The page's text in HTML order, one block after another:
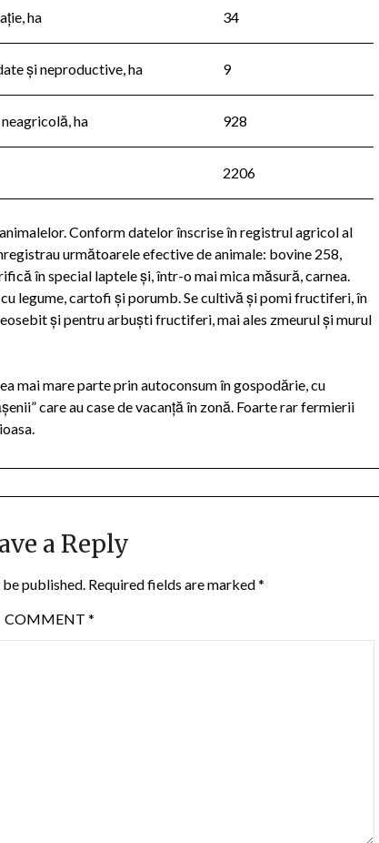
ha 34
și neproductive, ha 9
ha 928
2206
Conform datelor înscrise în registrul agricol al
următoarele efective de animale: bovine 258,
în special laptele și, într-o mai mica măsură, carnea.
legume, cartofi și porumb. Se cultivă și pomi fructiferi, în
și pentru arbuști fructiferi, mai ales zmeurul și murul
mai mare parte prin autoconsum în gospodărie, cu
care au case de vacanță în zonă. Foarte rar fermierii
a Reply
published. Required fields are marked*
COMMENT *